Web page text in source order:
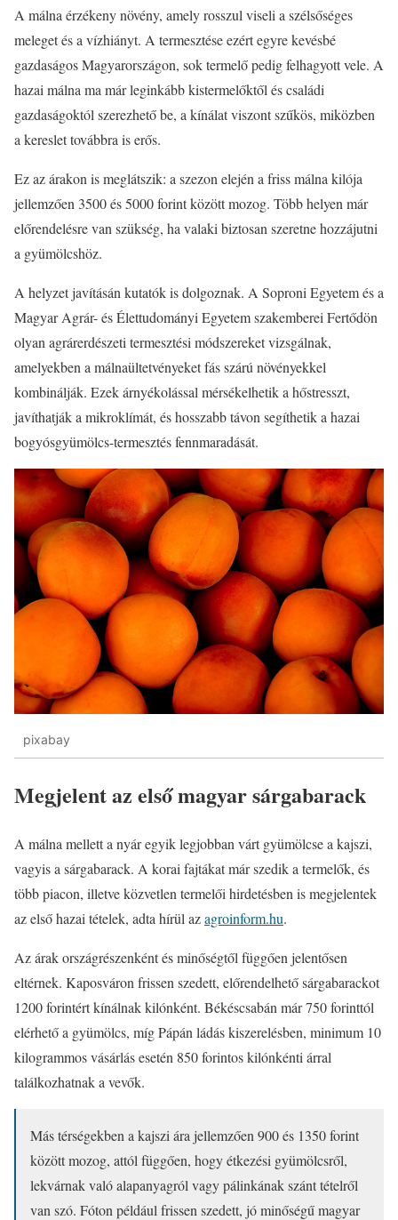
A málna érzékeny növény, amely rosszul viseli a szélsőséges
meleget és a vízhiányt. A termesztése ezért egyre kevésbé
gazdaságos Magyarországon, sok termelő pedig felhagyott vele. A
hazai málna ma már leginkább kistermelőktől és családi
gazdaságoktól szerezhető be, a kínálat viszont szűkös, miközben
a kereslet továbbra is erős.
Ez az árakon is meglátszik: a szezon elején a friss málna kilója
jellemzően 3500 és 5000 forint között mozog. Több helyen már
előrendelésre van szükség, ha valaki biztosan szeretne hozzájutni
a gyümölcshöz.
A helyzet javításán kutatók is dolgoznak. A Soproni Egyetem és a
Magyar Agrár- és Élettudományi Egyetem szakemberei Fertődön
olyan agrárerdészeti termesztési módszereket vizsgálnak,
amelyekben a málnaültetvényeket fás szárú növényekkel
kombinálják. Ezek árnyékolással mérsékelhetik a hőstresszt,
javíthatják a mikroklímát, és hosszabb távon segíthetik a hazai
bogyósgyümölcs-termesztés fennmaradását.
pixabay
Megjelent az első magyar sárgabarack
A málna mellett a nyár egyik legjobban várt gyümölcse a kajszi,
vagyis a sárgabarack. A korai fajtákat már szedik a termelők, és
több piacon, illetve közvetlen termelői hirdetésben is megjelentek
az első hazai tételek, adta hírül azagroinform.hu.
Az árak országrészenként és minőségtől függően jelentősen
eltérnek. Kaposváron frissen szedett, előrendelhető sárgabarackot
1200 forintért kínálnak kilónként. Békéscsabán már 750 forinttól
elérhető a gyümölcs, míg Pápán ládás kiszerelésben, minimum 10
kilogrammos vásárlás esetén 850 forintos kilónkénti árral
találkozhatnak a vevők.
Más térségekben a kajszi ára jellemzően 900 és 1350 forint
között mozog, attól függően, hogy étkezési gyümölcsről,
lekvárnak való alapanyagról vagy pálinkának szánt tételről
van szó. Fóton például frissen szedett, jó minőségű magyar